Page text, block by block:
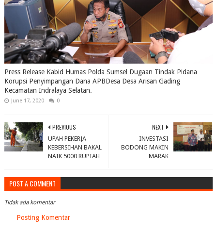
Press Release Kabid Humas Polda Sumsel Dugaan Tindak Pidana
Korupsi Penyimpangan Dana APBDesa Desa Arisan Gading
Kecamatan Indralaya Selatan.
June 17, 2020 0
NEXT
INVESTASI
BODONG MAKIN
MARAK
PREVIOUS
UPAH PEKERJA
KEBERSIHAN BAKAL
NAIK 5000 RUPIAH
POST A COMMENT
Tidak ada komentar
Posting Komentar